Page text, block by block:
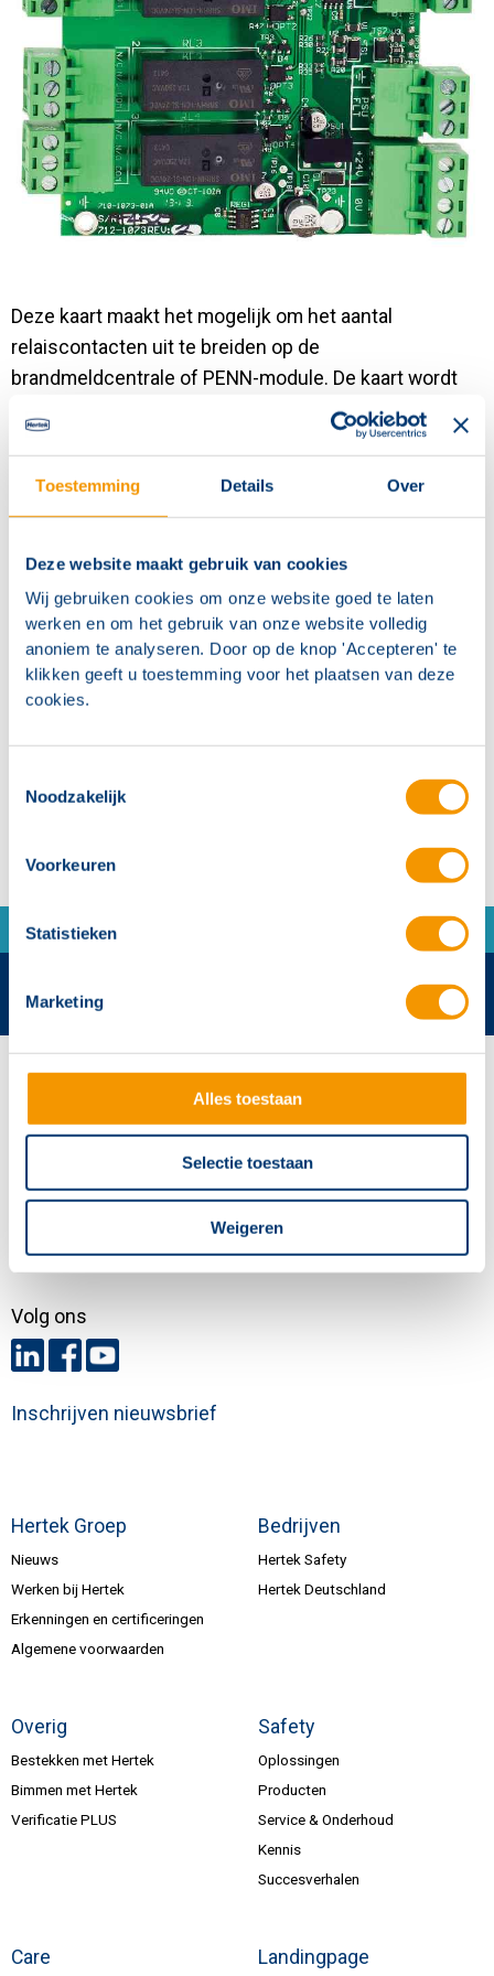
Toestemming Details Over
Deze website maakt gebruik van cookies
Wij gebruiken cookies om onze website goed te laten
werken en om het gebruik van onze website volledig
anoniem te analyseren. Door op de knop 'Accepteren' te
klikken geeft u toestemming voor het plaatsen van deze
cookies.
Noodzakelijk
Voorkeuren
Statistieken
Marketing
Alles toestaan
Selectie toestaan
Weigeren
Deze kaart maakt het mogelijk om het aantal
relaiscontacten uit te breiden op de
brandmeldcentrale of PENN-module. De kaart wordt
aangesloten op de periferie bus en biedt 4 vrij
programmeerbare potentiaalvrije uitgangen per kaart.
4 Relais uitgangen, maximale belasting is 230VAC,
gemonteerd op het chassis)
Tot 16 kaarten op een periferie bus
Bedrijfsspanning: 24 V DC, ruststroom: 25 mA
Bedrijfstemperatuur: -5°C tot 40°C,
Hertek Groep
Nieuws
Werken bij Hertek
Erkenningen en certificeringen
Algemene voorwaarden
Bedrijven
Hertek Safety
Hertek Deutschland
Overig
Bestekken met Hertek
Bimmen met Hertek
Verificatie PLUS
Safety
Oplossingen
Producten
Service & Onderhoud
Kennis
Succesverhalen
Care Landingpage
Contactgegevens
Hertek Groep hoofdkantoor
Copernicusstraat 8
info@hertek.nl
Volg ons
Inschrijven nieuwsbrief